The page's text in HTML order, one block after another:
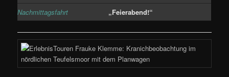
Nachmittagsfahrt „Feierabend!“